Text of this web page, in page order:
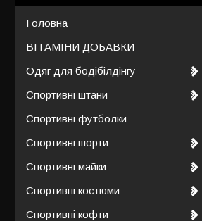
Головна
ВІТАМІНИ ДОБАВКИ
Одяг для бодібілдінгу
Спортивні штани
Спортивні футболки
Спортивні шорти
Спортивні майки
Спортивні костюми
Спортивні кофти